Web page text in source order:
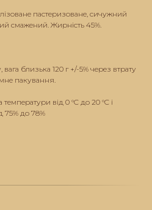
пастеризоване, сичужний
смажений. Жирність 45%.
близька 120 г +/-5% через втрату
пакування.
від 0 °C до 20 °C і
75% до 78%